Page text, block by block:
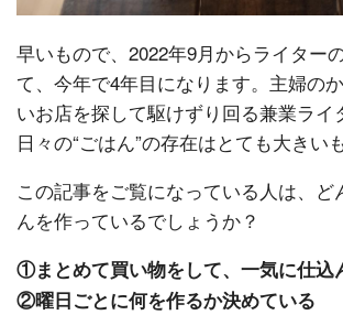
早いもので、2022年9月からライター
て、今年で4年目になります。主婦の
いお店を探して駆けずり回る兼業ライ
日々の“ごはん”の存在はとても大きいも
この記事をご覧になっている人は、ど
んを作っているでしょうか？
①まとめて買い物をして、一気に仕込
②曜日ごとに何を作るか決めている